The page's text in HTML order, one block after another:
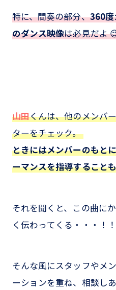
特に、間奏の部分、360度
のダンス映像は必見だよ
山田くんは、他のメンバ
ターをチェック。
ときにはメンバーのもと
ーマンスを指導することも
それを聞くと、この曲に
く伝わってくる・・・！！
そんな風にスタッフやメ
ーションを重ね、相談し